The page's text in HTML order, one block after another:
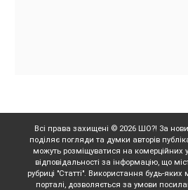
Всі права захищені © 2026 ШО?! За
поділяє погляди та думки авторів
можуть розміщуватися на комерційних
відповідальності за інформацію, що
рубриці "Статті". Використання будь-
порталі, дозволяється за умови